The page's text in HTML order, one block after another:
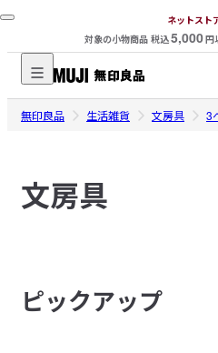
ネットスト
対象の小物商品 税込5,000円
無
印
ネ
ッ
ア
無印良品 生活雑貨 文房具 3
文房具
ピックアップ